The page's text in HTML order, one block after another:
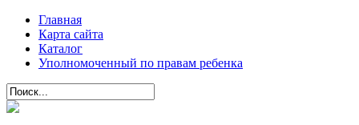
Главная
Карта сайта
Каталог
Уполномоченный по правам ребенка